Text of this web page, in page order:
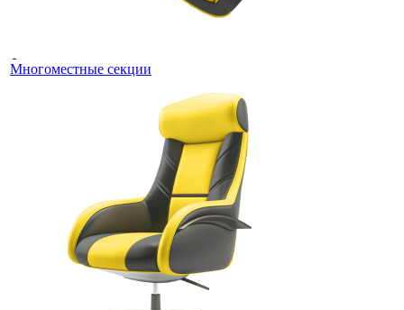
Многоместные секции